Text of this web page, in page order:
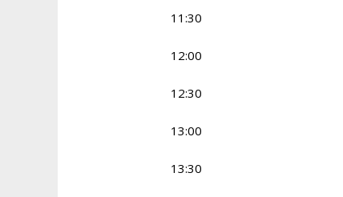
11:30
12:00
12:30
13:00
13:30